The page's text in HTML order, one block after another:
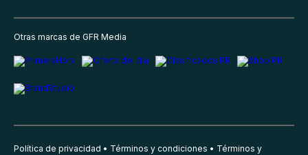
Otras marcas de GFR Media
Política de privacidad Términos y condiciones
Términos y